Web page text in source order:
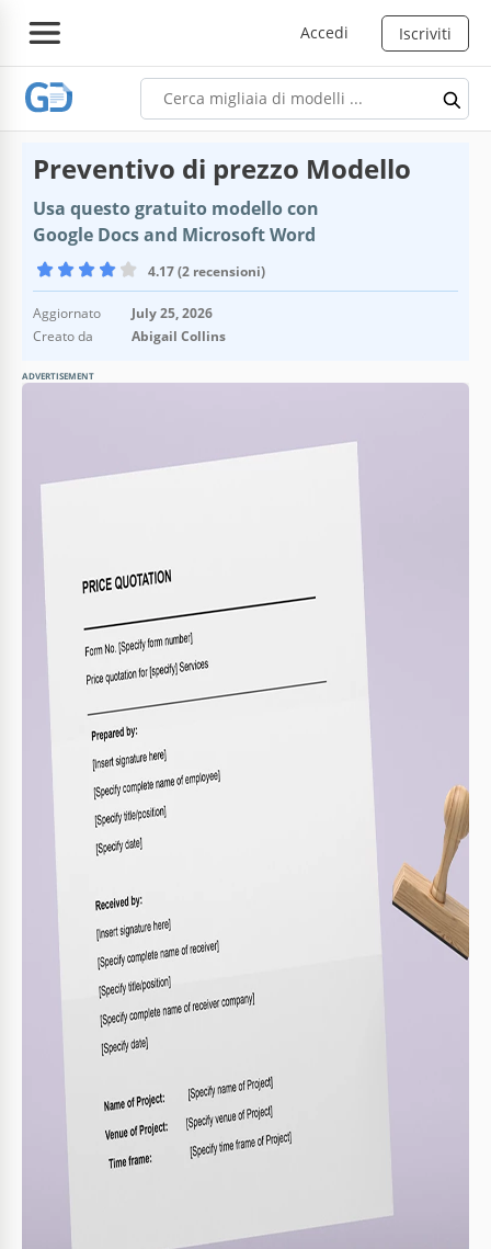
Accedi Iscriviti
Preventivo di prezzo Modello
Usa questo gratuito modello con
Google Docs and Microsoft Word
4.17 (2 recensioni)
Aggiornato
July 25, 2026
Creato da
Abigail Collins
ADVERTISEMENT